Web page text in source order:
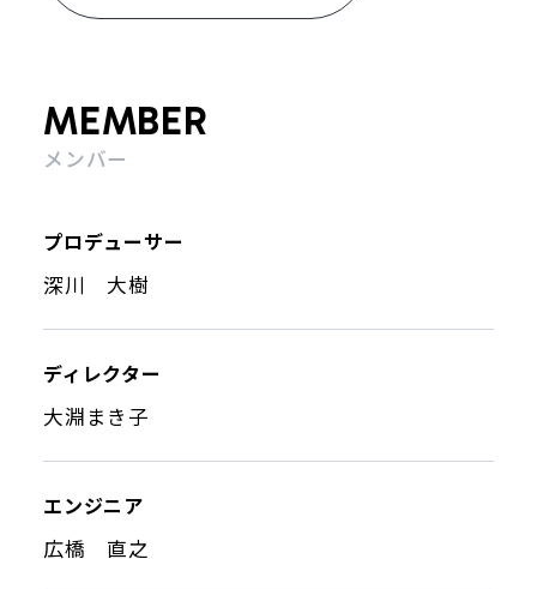
MEMBER
メンバー
プロデューサー
深川 大樹
ディレクター
大淵まき子
エンジニア
広橋 直之